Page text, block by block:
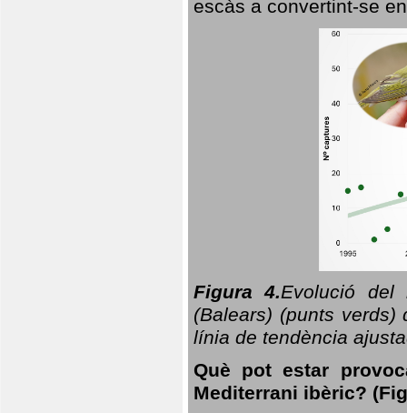
escàs a convertint-se
Figura 4.Evolució del
(Balears) (punts
línia de tendència
Què pot estar
Mediterrani ibèric?